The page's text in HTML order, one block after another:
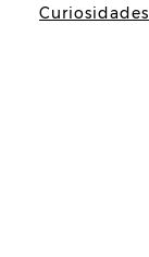
Curiosidades